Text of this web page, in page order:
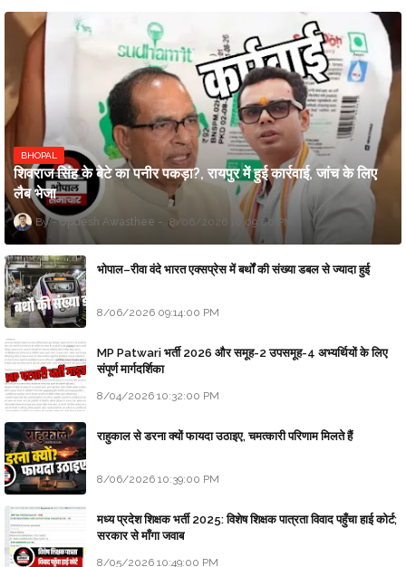
BHOPAL
शिवराज सिंह के बेटे का पनीर पकड़ा?, रायपुर में हुई कार्रवाई, जांच के लिए
लैब भेजा
Updesh Awasthee 8/06/2026 10:09:00 PM
भोपाल–रीवा वंदे भारत एक्सप्रेस में बर्थों की संख्या डबल से ज्यादा हुई
8/06/2026 09:14:00 PM
MP Patwari भर्ती 2026 और समूह-2 उपसमूह-4 अभ्यर्थियों के लिए
संपूर्ण मार्गदर्शिका
8/04/2026 10:32:00 PM
राहुकाल से डरना क्यों फायदा उठाइए, चमत्कारी परिणाम मिलते हैं
8/06/2026 10:39:00 PM
मध्य प्रदेश शिक्षक भर्ती 2025: विशेष शिक्षक पात्रता विवाद पहुँचा हाई कोर्ट;
सरकार से माँगा जवाब
8/05/2026 10:49:00 PM